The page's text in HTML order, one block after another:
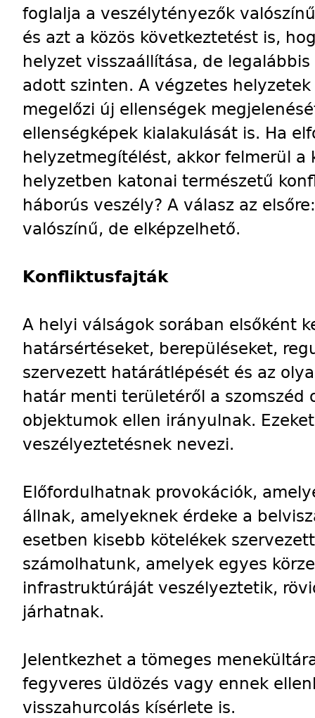
foglalja a veszélytényezők
és azt a közös következtetést is,
helyzet visszaállítása, de
adott szinten. A végzetes
megelőzi új ellenségek
ellenségképek kialakulását is. Ha
helyzetmegítélést, akkor felmerül a
helyzetben katonai természetű
háborús veszély? A válasz az
valószínű, de elképzelhető.
Konfliktusfajták
A helyi válságok sorában elsőként
határsértéseket, berepüléseket,
szervezett határátlépését és az
határ menti területéről a szomszéd
objektumok ellen irányulnak.
veszélyeztetésnek nevezi.
Előfordulhatnak provokációk,
állnak, amelyeknek érdeke a
esetben kisebb kötelékek
számolhatunk, amelyek egyes
infrastruktúráját veszélyeztetik,
járhatnak.
Jelentkezhet a tömeges
fegyveres üldözés vagy ennek
visszahurcolás kísérlete is.